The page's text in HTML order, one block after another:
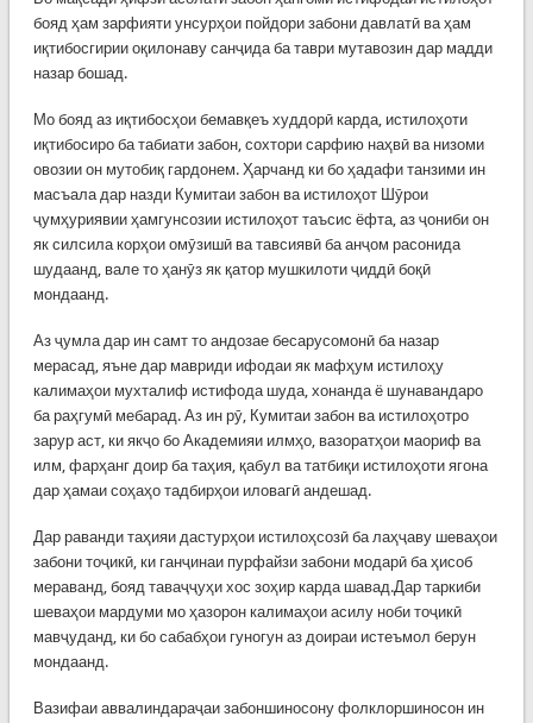
бояд ҳам зарфияти унсурҳои пойдори забони давлатӣ ва ҳам
иқтибосгирии оқилонаву санҷида ба таври мутавозин дар мадди
назар бошад.
Мо бояд аз иқтибосҳои бемавқеъ худдорӣ карда, истилоҳоти
иқтибосиро ба табиати забон, сохтори сарфию наҳвӣ ва низоми
овозии он мутобиқ гардонем. Ҳарчанд ки бо ҳадафи танзими ин
масъала дар назди Кумитаи забон ва истилоҳот Шӯрои
ҷумҳуриявии ҳамгунсозии истилоҳот таъсис ёфта, аз ҷониби он
як силсила корҳои омӯзишӣ ва тавсиявӣ ба анҷом расонида
шудаанд, вале то ҳанӯз як қатор мушкилоти ҷиддӣ боқӣ
мондаанд.
Аз ҷумла дар ин самт то андозае бесарусомонӣ ба назар
мерасад, яъне дар мавриди ифодаи як мафҳум истилоҳу
калимаҳои мухталиф истифода шуда, хонанда ё шунавандаро
ба раҳгумӣ мебарад. Аз ин рӯ, Кумитаи забон ва истилоҳотро
зарур аст, ки якҷо бо Академияи илмҳо, вазоратҳои маориф ва
илм, фарҳанг доир ба таҳия, қабул ва татбиқи истилоҳоти ягона
дар ҳамаи соҳаҳо тадбирҳои иловагӣ андешад.
Дар раванди таҳияи дастурҳои истилоҳсозӣ ба лаҳҷаву шеваҳои
забони тоҷикӣ, ки ганҷинаи пурфайзи забони модарӣ ба ҳисоб
мераванд, бояд таваҷҷуҳи хос зоҳир карда шавад.Дар таркиби
шеваҳои мардуми мо ҳазорон калимаҳои асилу ноби тоҷикӣ
мавҷуданд, ки бо сабабҳои гуногун аз доираи истеъмол берун
мондаанд.
Вазифаи аввалиндараҷаи забоншиносону фолклоршиносон ин